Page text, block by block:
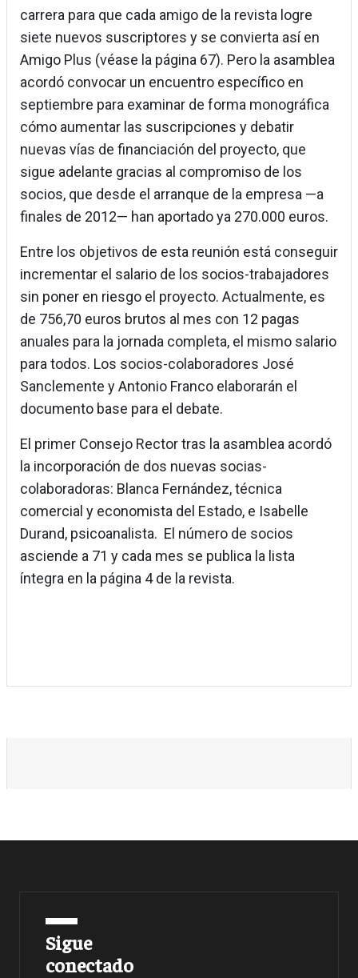
carrera para que cada amigo de la revista logre
siete nuevos suscriptores y se convierta así en
Amigo Plus (véase la página 67). Pero la asamblea
acordó convocar un encuentro específico en
septiembre para examinar de forma monográfica
cómo aumentar las suscripciones y debatir
nuevas vías de financiación del proyecto, que
sigue adelante gracias al compromiso de los
socios, que desde el arranque de la empresa —a
finales de 2012— han aportado ya 270.000 euros.
Entre los objetivos de esta reunión está conseguir
incrementar el salario de los socios-trabajadores
sin poner en riesgo el proyecto. Actualmente, es
de 756,70 euros brutos al mes con 12 pagas
anuales para la jornada completa, el mismo salario
para todos. Los socios-colaboradores José
Sanclemente y Antonio Franco elaborarán el
documento base para el debate.
El primer Consejo Rector tras la asamblea acordó
la incorporación de dos nuevas socias-
colaboradoras: Blanca Fernández, técnica
comercial y economista del Estado, e Isabelle
Durand, psicoanalista. El número de socios
asciende a 71 y cada mes se publica la lista
íntegra en la página 4 de la revista.
Sigue
conectado